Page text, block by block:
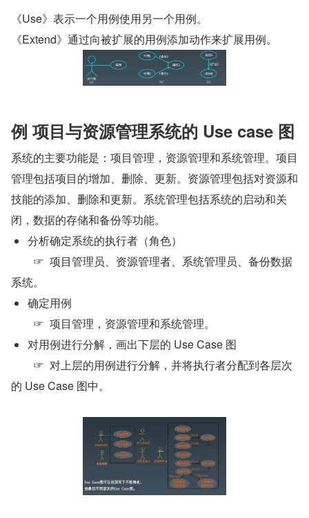
《Use》表示一个用例使用另一个用例。
《Extend》通过向被扩展的用例添加动作来扩展用例。
例 项目与资源管理系统的 Use case 图
系统的主要功能是：项目管理，资源管理和系统管理。项目
管理包括项目的增加、删除、更新。资源管理包括对资源和
技能的添加、删除和更新。系统管理包括系统的启动和关
闭，数据的存储和备份等功能。
分析确定系统的执行者（角色）
系统。
确定用例
	☞  项目管理，资源管理和系统管理。
对用例进行分解，画出下层的 Use Case 图
的 Use Case 图中。